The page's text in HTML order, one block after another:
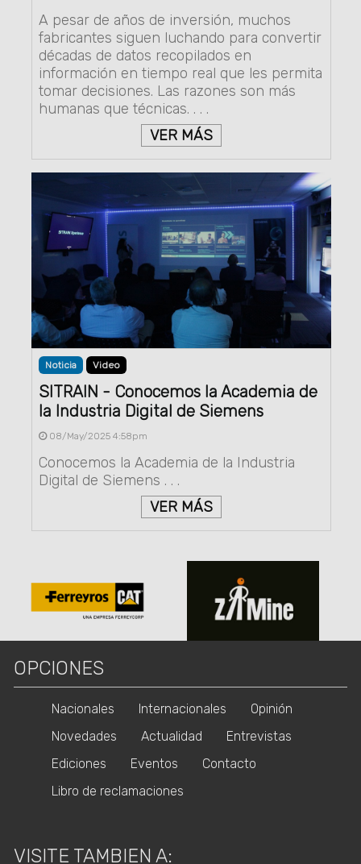
A pesar de años de inversión, muchos
fabricantes siguen luchando para convertir
décadas de datos recopilados en
información en tiempo real que les permita
tomar decisiones. Las razones son más
humanas que técnicas. . . .
VER MÁS
Noticia Video
SITRAIN - Conocemos la Academia de
la Industria Digital de Siemens
08/May/2025 4:58pm
Conocemos la Academia de la Industria
Digital de Siemens . . .
VER MÁS
OPCIONES
Nacionales Internacionales
Opinión
Novedades
Actualidad
Entrevistas
Ediciones
Eventos
Contacto
Libro de reclamaciones
VISITE TAMBIEN A: